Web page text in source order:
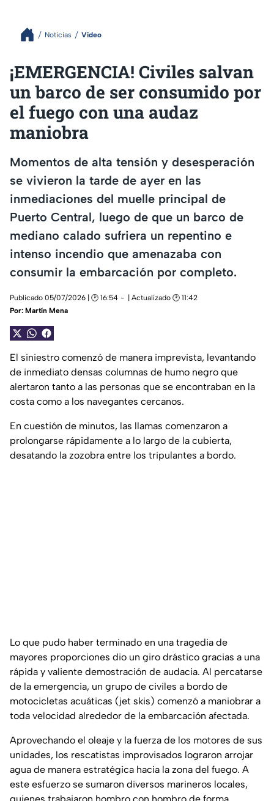
Noticias Video
¡EMERGENCIA! Civiles salvan
un barco de ser consumido por
el fuego con una audaz
maniobra
Momentos de alta tensión y desesperación
se vivieron la tarde de ayer en las
inmediaciones del muelle principal de
Puerto Central, luego de que un barco de
mediano calado sufriera un repentino e
intenso incendio que amenazaba con
consumir la embarcación por completo.
Publicado 05/07/2026 | 🕑 16:54
| Actualizado 🕑 11:42
Por: Martín Mena
El siniestro comenzó de manera imprevista, levantando
de inmediato densas columnas de humo negro que
alertaron tanto a las personas que se encontraban en la
costa como a los navegantes cercanos.
En cuestión de minutos, las llamas comenzaron a
prolongarse rápidamente a lo largo de la cubierta,
desatando la zozobra entre los tripulantes a bordo.
Lo que pudo haber terminado en una tragedia de
mayores proporciones dio un giro drástico gracias a una
rápida y valiente demostración de audacia. Al percatarse
de la emergencia, un grupo de civiles a bordo de
motocicletas acuáticas (jet skis) comenzó a maniobrar a
toda velocidad alrededor de la embarcación afectada.
Aprovechando el oleaje y la fuerza de los motores de sus
unidades, los rescatistas improvisados lograron arrojar
agua de manera estratégica hacia la zona del fuego. A
este esfuerzo se sumaron diversos marineros locales,